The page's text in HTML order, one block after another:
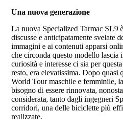
Una nuova generazione
La nuova Specialized Tarmac SL9
discusse e anticipatamente svelate
immagini e ai contenuti apparsi
che circonda questo modello lascia
curiosità e interesse ci sia per
resto, era elevatissima. Dopo quasi
World Tour maschile e femminile,
bisogno di essere rinnovata,
considerata, tanto dagli ingegneri
corridori, una delle biciclette più
realizzate.